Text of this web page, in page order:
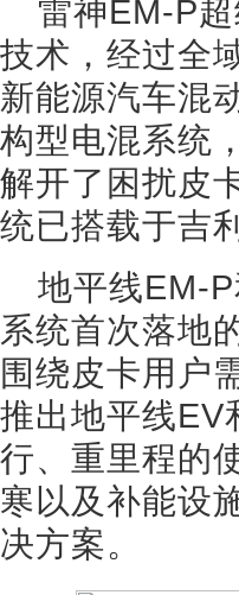
雷神EM-P
技术，经过全
新能源汽车混
构型电混系统
解开了困扰皮
统已搭载于吉
地平线EM-
系统首次落地
围绕皮卡用户
推出地平线EV
行、重里程的
寒以及补能设
决方案。